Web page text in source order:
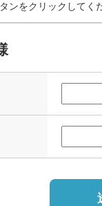
ンをクリックしてく